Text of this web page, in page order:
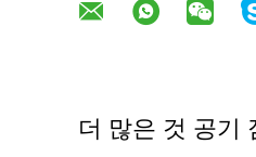
더 많은 것 공기